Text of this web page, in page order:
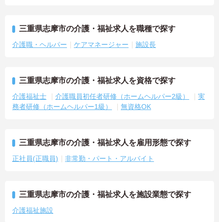
三重県志摩市の介護・福祉求人を職種で探す
介護職・ヘルパー ケアマネージャー 施設長
三重県志摩市の介護・福祉求人を資格で探す
介護福祉士 介護職員初任者研修（ホームヘルパー2級）
実
務者研修（ホームヘルパー1級）
無資格OK
三重県志摩市の介護・福祉求人を雇用形態で探す
正社員(正職員) 非常勤・パート・アルバイト
三重県志摩市の介護・福祉求人を施設業態で探す
介護福祉施設